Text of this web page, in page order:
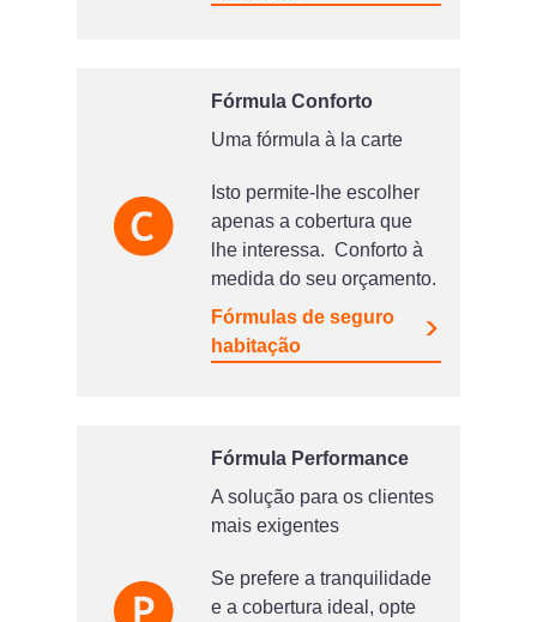
Fórmula Conforto
Uma fórmula à la carte
Isto permite-lhe escolher
apenas a cobertura que
lhe interessa. Conforto à
medida do seu orçamento.
Fórmulas de seguro
habitação
Fórmula Performance
A solução para os clientes
mais exigentes
Se prefere a tranquilidade
e a cobertura ideal, opte